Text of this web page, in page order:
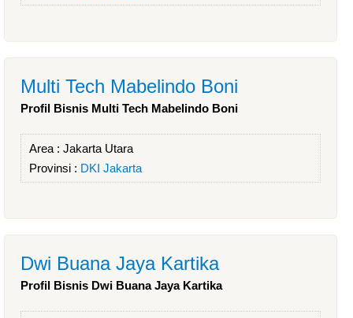
Multi Tech Mabelindo Boni
Profil Bisnis Multi Tech Mabelindo Boni
Area : Jakarta Utara
Provinsi : DKI Jakarta
Dwi Buana Jaya Kartika
Profil Bisnis Dwi Buana Jaya Kartika